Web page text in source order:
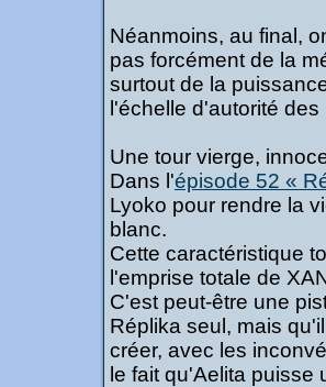
Néanmoins, au final,
pas forcément de la
surtout de la
l'échelle d'autorité
Une tour vierge,
Dans l'épisode 52 «
Lyoko pour rendre la
blanc.
Cette caractéristique
l'emprise totale de
C'est peut-être une
Réplika seul, mais
créer, avec les
le fait qu'Aelita puisse